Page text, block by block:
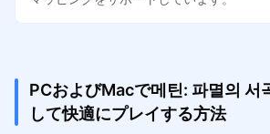
PCおよびMacで메틴: 파멸의 서
して快適にプレイする方法